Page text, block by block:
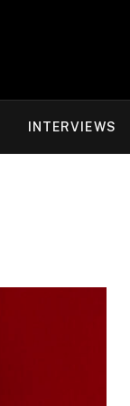
INTERVIEWS